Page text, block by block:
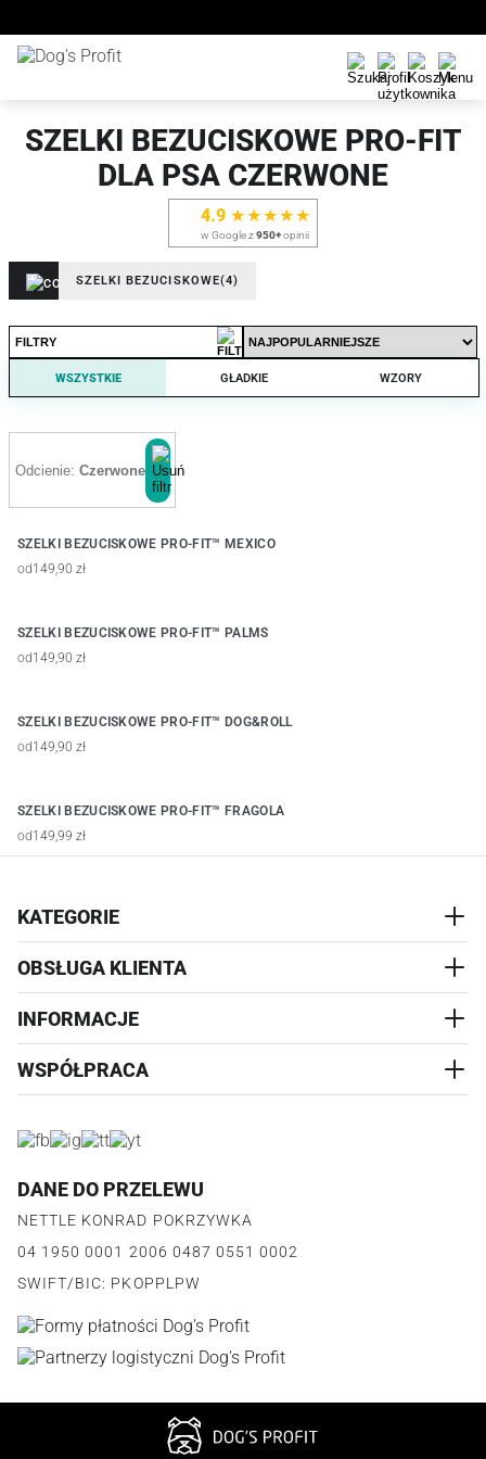
SZELKI BEZUCISKOWE PRO-FIT
DLA PSA CZERWONE
4.9 ★★★★★
w Google z950+opinii
SZELKI BEZUCISKOWE(4)
FILTRY
WSZYSTKIE GŁADKIE WZORY
Odcienie: Czerwone
SZELKI BEZUCISKOWE PRO-FIT™ MEXICO
od149,90 zł
SZELKI BEZUCISKOWE PRO-FIT™ PALMS
od149,90 zł
SZELKI BEZUCISKOWE PRO-FIT™ DOG&ROLL
od149,90 zł
SZELKI BEZUCISKOWE PRO-FIT™ FRAGOLA
od149,99 zł
KATEGORIE
AKCESORIA
WYPRZEDAŻ
OBSŁUGA KLIENTA
REALIZACJA I WYSYŁKA
WYMIANA
PŁATNOŚCI
FAQ
INFORMACJE
KONTAKT
O PRODUKCIE
WSPÓŁPRACA
JAK DZIAŁA PROGRAM
REGULAMIN PROGRAMU
POLITYKA PRYWATNOŚCI PROGRAMU
DANE DO PRZELEWU
NETTLE KONRAD POKRZYWKA
04 1950 0001 2006 0487 0551 0002
SWIFT/BIC: PKOPPLPW